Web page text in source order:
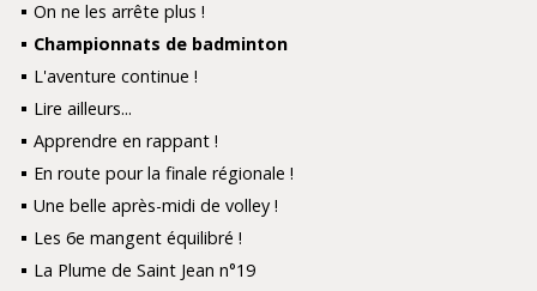
On ne les arrête plus !
Championnats de badminton
L'aventure continue !
Lire ailleurs...
Apprendre en rappant !
En route pour la finale régionale !
Une belle après-midi de volley !
Les 6e mangent équilibré !
La Plume de Saint Jean n°19